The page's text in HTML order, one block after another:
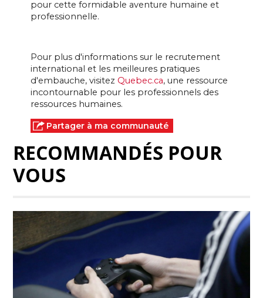
pour cette formidable aventure humaine et
professionnelle.
Pour plus d'informations sur le recrutement
international et les meilleures pratiques
d'embauche, visitezQuebec.ca, une ressource
incontournable pour les professionnels des
ressources humaines.
Partager à ma communauté
RECOMMANDÉS POUR
VOUS